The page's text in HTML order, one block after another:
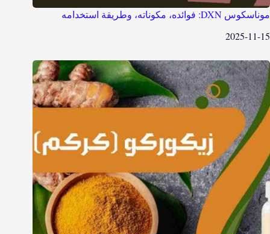
موناسكوس DXN: فوائده، مكوناته، وطريقة استخدامه
2025-11-15